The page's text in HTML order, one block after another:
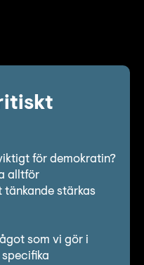
för demokratin?
alltför
tänkande stärkas
som vi gör i